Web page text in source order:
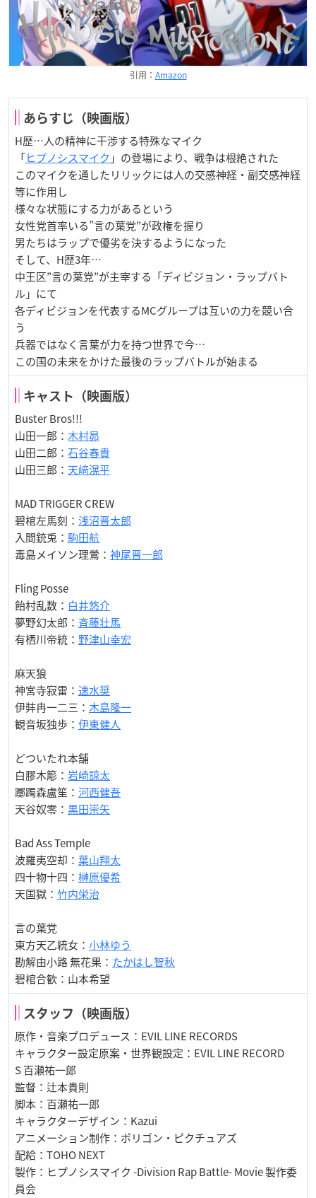
引用： Amazon
あらすじ（映画版）
H歴…人の精神に干渉する特殊なマイク
「ヒプノシスマイク 」の登場により、戦争は根絶された
このマイクを通したリリックには人の交感神経・副交感神経
等に作用し
様々な状態にする力があるという
女性党首率いる”言の葉党”が政権を握り
男たちはラップで優劣を決するようになった
そして、H歴3年…
中王区”言の葉党”が主宰する「ディビジョン・ラップバト
ル」にて
各ディビジョンを代表するMCグループは互いの力を競い合
う
兵器ではなく言葉が力を持つ世界で今…
この国の未来をかけた最後のラップバトルが始まる
キャスト（映画版）
Buster Bros!!!
山田一郎： 木村昴
山田二郎： 石谷春貴
山田三郎： 天﨑滉平
MAD TRIGGER CREW
碧棺左馬刻： 浅沼晋太郎
入間銃兎： 駒田航
毒島メイソン理鶯： 神尾晋一郎
Fling Posse
飴村乱数： 白井悠介
夢野幻太郎： 斉藤壮馬
有栖川帝統： 野津山幸宏
麻天狼
神宮寺寂雷： 速水奨
伊弉冉一二三： 木島隆一
観音坂独歩： 伊東健人
どついたれ本舗
白膠木簓： 岩崎諒太
躑躅森盧笙： 河西健吾
天谷奴零： 黒田崇矢
Bad Ass Temple
波羅夷空却： 葉山翔太
四十物十四： 榊原優希
天国獄： 竹内栄治
言の葉党
東方天乙統女： 小林ゆう
勘解由小路 無花果： たかはし智秋
碧棺合歓：山本希望
スタッフ（映画版）
原作・音楽プロデュース：EVIL LINE RECORDS
キャラクター設定原案・世界観設定：EVIL LINE RECORD
S 百瀬祐一郎
監督：辻本貴則
脚本：百瀬祐一郎
キャラクターデザイン：Kazui
アニメーション制作：ポリゴン・ピクチュアズ
配給：TOHO NEXT
製作：ヒプノシスマイク -Division Rap Battle- Movie 製作委
員会